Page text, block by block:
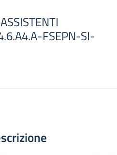
FSEPN-SI-